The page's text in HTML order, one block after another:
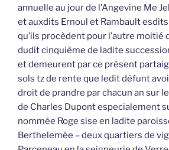
annuelle au jour de l’Angevine Me
et auxdits Ernoul et Rambault
qu’ils procèdent pour l’autre moitié
dudit cinquième de ladite
et demeurent par ce présent
sols tz de rente que ledit défunt
droit de prandre par chacun an sur
de Charles Dupont especialement
nommée Roge sise en ladite
Berthelemée – deux quartiers de